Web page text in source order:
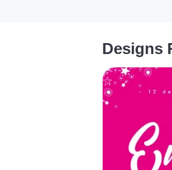
Designs